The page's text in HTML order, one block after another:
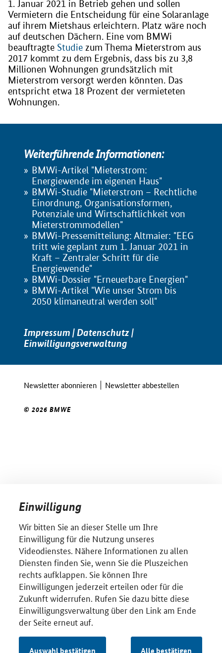
1. Januar 2021 in Betrieb gehen und sollen
Vermietern die Entscheidung für eine Solaranlage
auf ihrem Mietshaus erleichtern. Platz wäre noch
auf deutschen Dächern. Eine vom BMWi
beauftragte Studie zum Thema Mieterstrom aus
2017 kommt zu dem Ergebnis, dass bis zu 3,8
Millionen Wohnungen grundsätzlich mit
Mieterstrom versorgt werden könnten. Das
entspricht etwa 18 Prozent der vermieteten
Wohnungen.
Weiterführende Informationen:
BMWi-Artikel "Mieterstrom:
Energiewende im eigenen Haus"
BMWi-Studie "Mieterstrom – Rechtliche
Einordnung, Organisationsformen,
Potenziale und Wirtschaftlichkeit von
Mieterstrommodellen"
BMWi-Pressemitteilung: Altmaier: "EEG
tritt wie geplant zum 1. Januar 2021 in
Kraft – Zentraler Schritt für die
Energiewende"
BMWi-Dossier "Erneuerbare Energien"
BMWi-Artikel "Wie unser Strom bis
2050 klimaneutral werden soll"
Impressum |Datenschutz|
Einwilligungsverwaltung
Newsletter abonnieren Newsletter abbestellen
© 2026 BMWE
Einwilligung
Wir bitten Sie an dieser Stelle um Ihre
Einwilligung für die Nutzung unseres
Videodienstes. Nähere Informationen zu allen
Diensten finden Sie, wenn Sie die Pluszeichen
rechts aufklappen. Sie können Ihre
Einwilligungen jederzeit erteilen oder für die
Zukunft widerrufen. Rufen Sie dazu bitte diese
Einwilligungsverwaltung über den Link am Ende
der Seite erneut auf.
Auswahl bestätigen Alle bestätigen